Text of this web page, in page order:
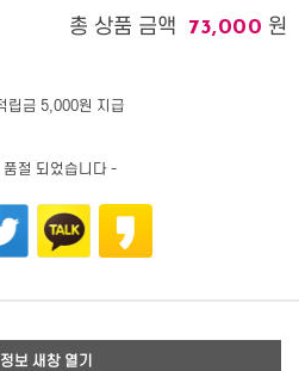
총 상품 금액 73,000 원
립금 5,000원 지급
절 되었습니다 -
보 새창 열기